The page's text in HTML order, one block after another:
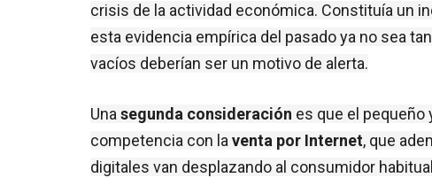
crisis de la actividad económica. Constituía un
esta evidencia empírica del pasado ya no sea
vacíos deberían ser un motivo de alerta.
Una segunda consideración es que el pequeño
competencia con la venta por Internet, que
digitales van desplazando al consumidor